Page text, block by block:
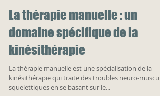
La thérapie manuelle : un
domaine spécifique de la
kinésithérapie
La thérapie manuelle est une spécialisation de la